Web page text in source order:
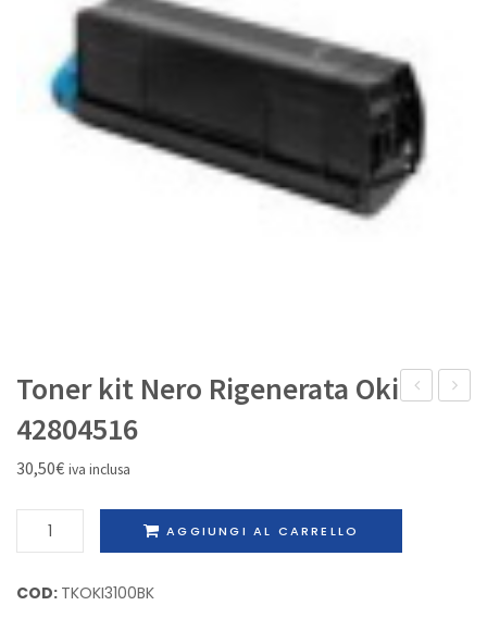
IL MIO ACCOUNT
OL400
Toner kit Nero Rigenerata Oki
42804516
30,50€ iva inclusa
Toner
kit
Rigenerata
AGGIUNGI AL CARRELLO
COD: TKOKI3100BK